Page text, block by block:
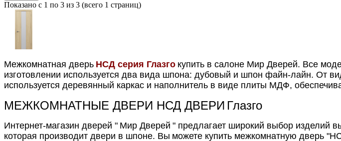
Показано с 1 по 3 из 3 (всего 1 страниц)
Межкомнатная дверь НСД серия Глазго купить в салоне Мир Дверей. Все
изготовлении используется два вида шпона: дубовый и шпон файн-лайн. От
используется деревянный каркас и наполнитель в виде плиты МДФ,
МЕЖКОМНАТНЫЕ ДВЕРИ НСД ДВЕРИ Глазго
Интернет-магазин дверей " Мир Дверей " предлагает широкий выбор изделий
которая производит двери в шпоне. Вы можете купить межкомнатную дверь